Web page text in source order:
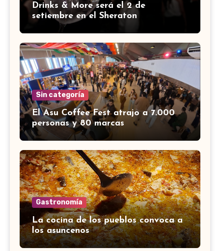
Drinks & More será el 2 de
setiembre en el Sheraton
Sin categoría
El Asu Coffee Fest atrajo a 7.000
personas y 80 marcas
Gastronomía
La cocina de los pueblos convoca a
los asuncenos